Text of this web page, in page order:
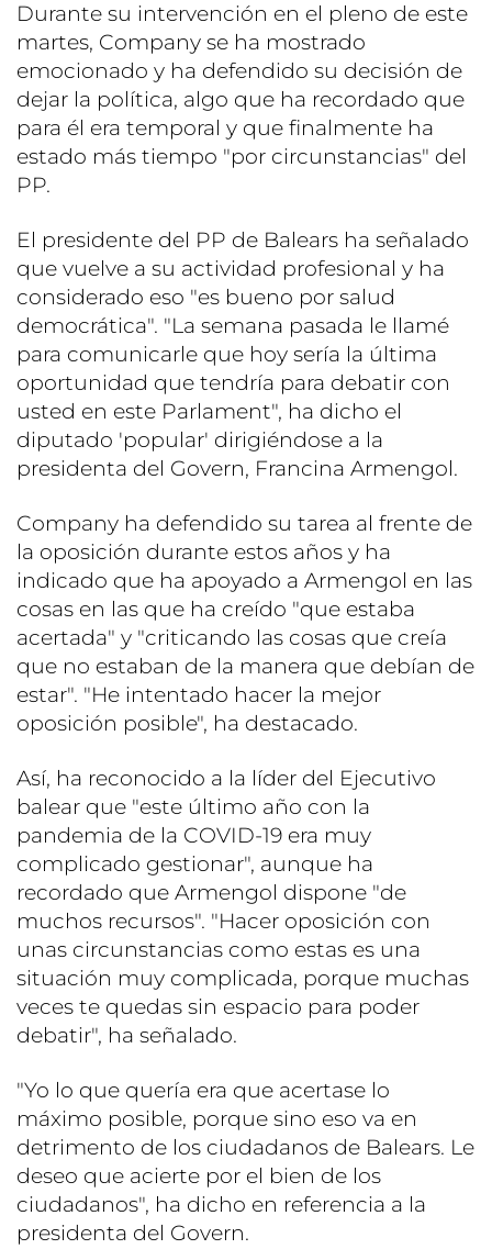
Durante su intervención en el pleno de este
martes, Company se ha mostrado
emocionado y ha defendido su decisión de
dejar la política, algo que ha recordado que
para él era temporal y que finalmente ha
estado más tiempo "por circunstancias" del
PP.
El presidente del PP de Balears ha señalado
que vuelve a su actividad profesional y ha
considerado eso "es bueno por salud
democrática". "La semana pasada le llamé
para comunicarle que hoy sería la última
oportunidad que tendría para debatir con
usted en este Parlament", ha dicho el
diputado 'popular' dirigiéndose a la
presidenta del Govern, Francina Armengol.
Company ha defendido su tarea al frente de
la oposición durante estos años y ha
indicado que ha apoyado a Armengol en las
cosas en las que ha creído "que estaba
acertada" y "criticando las cosas que creía
que no estaban de la manera que debían de
estar". "He intentado hacer la mejor
oposición posible", ha destacado.
Así, ha reconocido a la líder del Ejecutivo
balear que "este último año con la
pandemia de la COVID-19 era muy
complicado gestionar", aunque ha
recordado que Armengol dispone "de
muchos recursos". "Hacer oposición con
unas circunstancias como estas es una
situación muy complicada, porque muchas
veces te quedas sin espacio para poder
debatir", ha señalado.
"Yo lo que quería era que acertase lo
máximo posible, porque sino eso va en
detrimento de los ciudadanos de Balears. Le
deseo que acierte por el bien de los
ciudadanos", ha dicho en referencia a la
presidenta del Govern.